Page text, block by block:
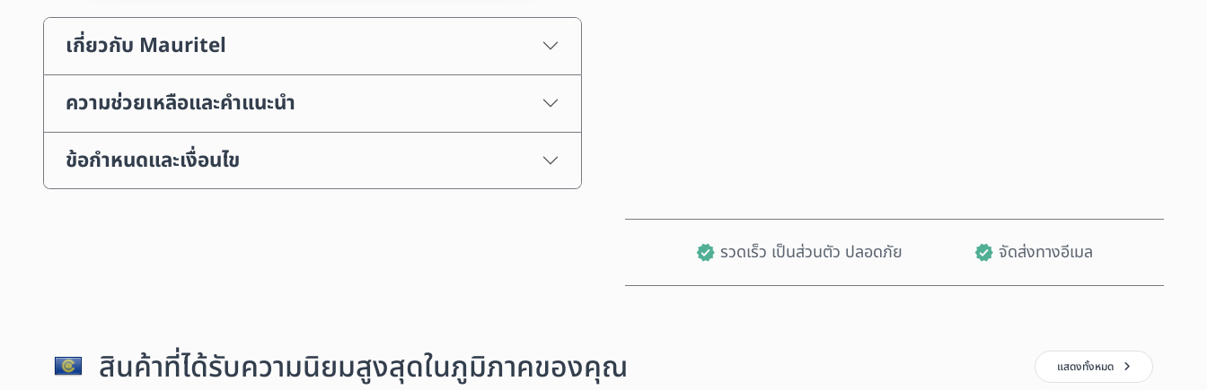
เกี่ยวกับ Mauritel
ความช่วยเหลือและคำแนะนำ
ข้อกำหนดและเงื่อนไข
รวดเร็ว เป็นส่วนตัว ปลอดภัย จัดส่งทางอีเมล
สินค้าที่ได้รับความนิยมสูงสุดในภูมิภาคของคุณ แสดงทั้งหมด